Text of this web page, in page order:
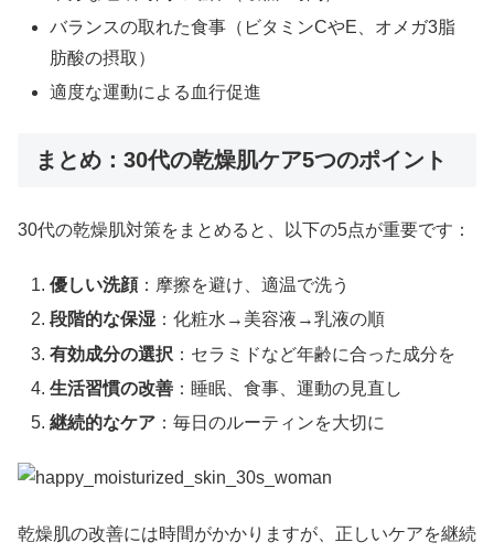
バランスの取れた食事（ビタミンCやE、オメガ3脂
肪酸の摂取）
適度な運動による血行促進
まとめ：30代の乾燥肌ケア5つのポイント
30代の乾燥肌対策をまとめると、以下の5点が重要です：
優しい洗顔：摩擦を避け、適温で洗う
段階的な保湿 ：化粧水→美容液→乳液の順
有効成分の選択 ：セラミドなど年齢に合った成分を
生活習慣の改善 ：睡眠、食事、運動の見直し
継続的なケア ：毎日のルーティンを大切に
乾燥肌の改善には時間がかかりますが、正しいケアを継続